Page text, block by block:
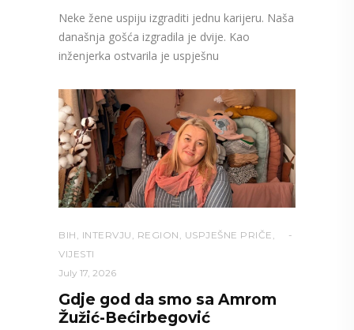
Neke žene uspiju izgraditi jednu karijeru. Naša
današnja gošća izgradila je dvije. Kao
inženjerka ostvarila je uspješnu
BIH INTERVJU REGION USPJEŠNE PRIČE
VIJESTI
July 17, 2026
Gdje god da smo sa Amrom
Žužić-Bećirbegović